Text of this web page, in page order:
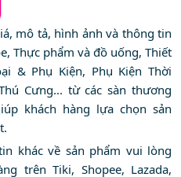
mô tả, hình ảnh và thông tin
Thực phẩm và đồ uống, Thiết
& Phụ Kiện, Phụ Kiện Thời
Cưng... từ các sàn thương
khách hàng lựa chọn sản
khác về sản phẩm vui lòng
trên Tiki, Shopee, Lazada,